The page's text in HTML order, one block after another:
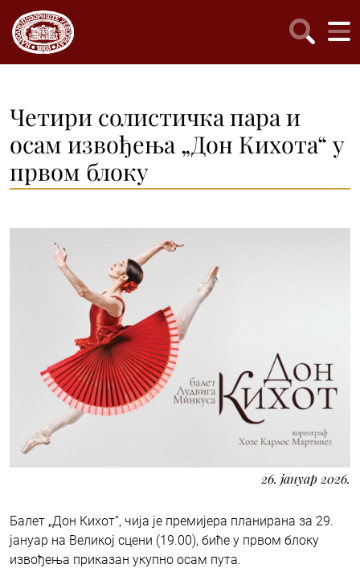
Четири солистичка пара и
осам извођења „Дон Кихота“ у
првом блоку
26. јануар 2026.
Балет „Дон Кихот“, чија је премијера планирана за 29.
јануар на Великој сцени (19.00), биће у првом блоку
извођења приказан укупно осам пута.